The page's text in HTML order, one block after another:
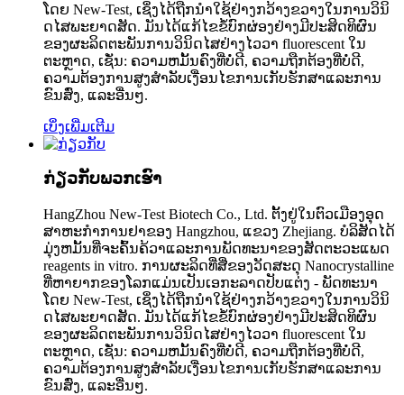
ໂດຍ New-Test, ເຊິ່ງໄດ້ຖືກນໍາໃຊ້ຢ່າງກວ້າງຂວາງໃນການວິນິ
ດໄສພະຍາດສັດ. ມັນໄດ້ແກ້ໄຂຂໍ້ບົກຜ່ອງຢ່າງມີປະສິດທິຜົນ
ຂອງຜະລິດຕະພັນການວິນິດໄສຢ່າງໄວວາ fluorescent ໃນ
ຕະຫຼາດ, ເຊັ່ນ: ຄວາມຫມັ້ນຄົງທີ່ບໍ່ດີ, ຄວາມຖືກຕ້ອງທີ່ບໍ່ດີ,
ຄວາມຕ້ອງການສູງສໍາລັບເງື່ອນໄຂການເກັບຮັກສາແລະການ
ຂົນສົ່ງ, ແລະອື່ນໆ.
ເບິ່ງເພີ່ມເຕີມ
ກ່ຽວກັບພວກເຮົາ
HangZhou New-Test Biotech Co., Ltd. ຕັ້ງ​ຢູ່​ໃນ​ຕົວ​ເມືອງ​ອຸດ​
ສາ​ຫະ​ກໍາ​ການ​ຢາ​ຂອງ Hangzhou​, ແຂວງ Zhejiang​. ບໍລິສັດໄດ້
ມຸ່ງຫມັ້ນທີ່ຈະຄົ້ນຄ້ວາແລະການພັດທະນາຂອງສັດຕະວະແພດ
reagents in vitro. ການຜະລິດທີ່ສີ່ຂອງວັດສະດຸ Nanocrystalline
ທີ່ຫາຍາກຂອງໂລກແມ່ນເປັນເອກະລາດປັບແຕ່ງ - ພັດທະນາ
ໂດຍ New-Test, ເຊິ່ງໄດ້ຖືກນໍາໃຊ້ຢ່າງກວ້າງຂວາງໃນການວິນິ
ດໄສພະຍາດສັດ. ມັນໄດ້ແກ້ໄຂຂໍ້ບົກຜ່ອງຢ່າງມີປະສິດທິຜົນ
ຂອງຜະລິດຕະພັນການວິນິດໄສຢ່າງໄວວາ fluorescent ໃນ
ຕະຫຼາດ, ເຊັ່ນ: ຄວາມຫມັ້ນຄົງທີ່ບໍ່ດີ, ຄວາມຖືກຕ້ອງທີ່ບໍ່ດີ,
ຄວາມຕ້ອງການສູງສໍາລັບເງື່ອນໄຂການເກັບຮັກສາແລະການ
ຂົນສົ່ງ, ແລະອື່ນໆ.